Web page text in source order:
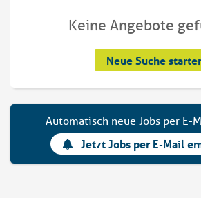
Keine Angebote
Neue Suche
Automatisch neue Jobs per E-
Jetzt Jobs per E-Mail